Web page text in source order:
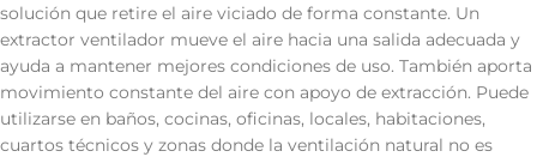
solución que retire el aire viciado de forma constante. Un
extractor ventilador mueve el aire hacia una salida adecuada y
ayuda a mantener mejores condiciones de uso. También aporta
movimiento constante del aire con apoyo de extracción. Puede
utilizarse en baños, cocinas, oficinas, locales, habitaciones,
cuartos técnicos y zonas donde la ventilación natural no es